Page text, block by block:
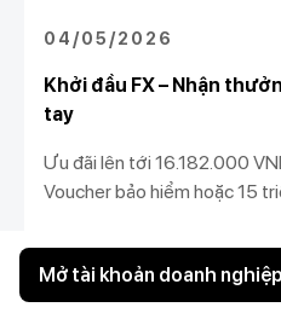
Mở tài khoản doanh nghiệp
04/05/2026
Khởi đầu FX – Nhận
tay
Ưu đãi lên tới 16.182.000
Voucher bảo hiểm hoặc 15
nghiệp mới hoặc quay lại
ngoại tệ tại Techcombank